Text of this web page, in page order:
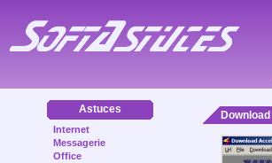
Astuces
Internet
Messagerie
Office
Download